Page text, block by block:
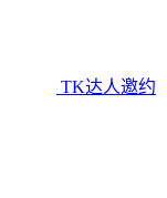
TK达人邀约